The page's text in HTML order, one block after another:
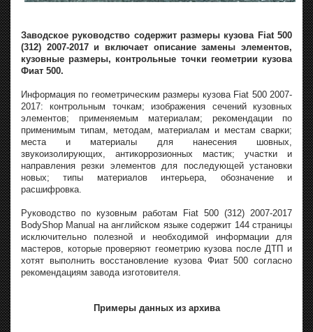
Заводское руководство содержит размеры кузова Fiat 500
(312) 2007-2017 и включает описание замены элементов,
кузовные размеры, контрольные точки геометрии кузова
Фиат 500.
Информация по геометрическим размеры кузова Fiat 500 2007-
2017: контрольным точкам; изображения сечений кузовных
элементов; применяемым материалам; рекомендации по
применимым типам, методам, материалам и местам сварки;
места и материалы для нанесения шовных,
звукоизолирующих, антикоррозионных мастик; участки и
направления резки элементов для последующей установки
новых; типы материалов интерьера, обозначение и
расшифровка.
Руководство по кузовным работам Fiat 500 (312) 2007-2017
BodyShop Manual на английском языке содержит 144 страницы
исключительно полезной и необходимой информации для
мастеров, которые проверяют геометрию кузова после ДТП и
хотят выполнить восстановление кузова Фиат 500 согласно
рекомендациям завода изготовителя.
Примеры данных из архива